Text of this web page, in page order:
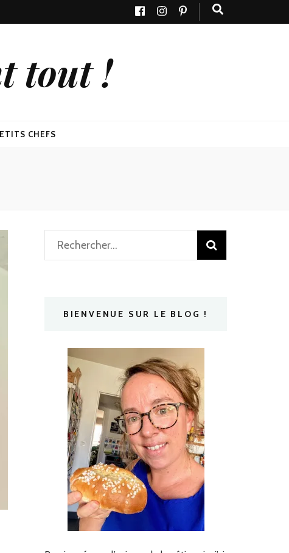
tout !
CHEFS
Rechercher :
BIENVENUE SUR LE BLOG !